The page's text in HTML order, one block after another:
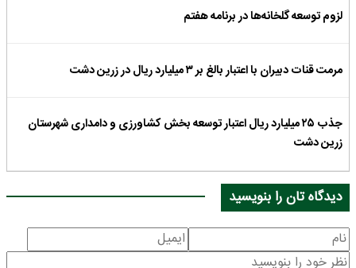
لزوم توسعه گلخانه‌ها در برنامه هفتم
مرمت قنات دبیران با اعتبار بالغ بر ۳ میلیارد ریال در زرین دشت
جذب ۲۵ میلیارد ریال اعتبار توسعه بخش کشاورزی و دامداری شهرستان
زرین دشت
دیدگاه تان را بنویسید